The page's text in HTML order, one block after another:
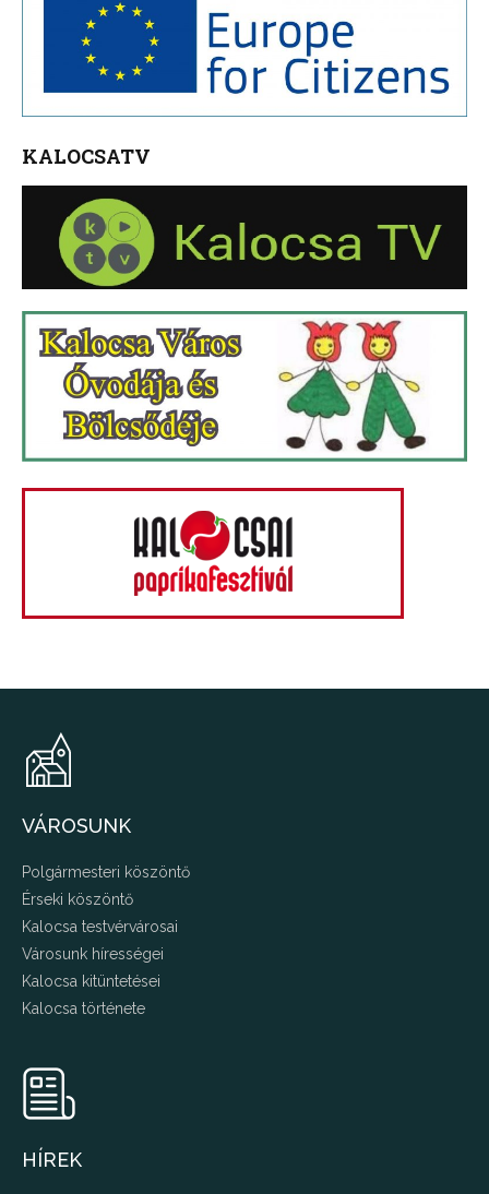
KALOCSATV
VÁROSUNK
Polgármesteri köszöntő
Érseki köszöntő
Kalocsa testvérvárosai
Városunk hírességei
Kalocsa kitüntetései
Kalocsa története
HÍREK